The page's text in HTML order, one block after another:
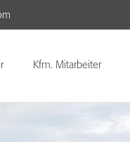
Kfm. Mitarbeiter